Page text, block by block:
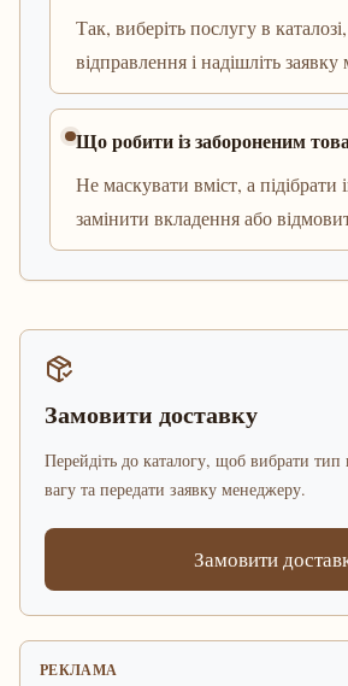
Так, виберіть послугу в
відправлення і надішліть
Що робити із забороненим
Не маскувати вміст, а підібрати
замінити вкладення або
Замовити доставку
Перейдіть до каталогу, щоб вибрати тип
вагу та передати заявку менеджеру.
Замовити
РЕКЛАМА